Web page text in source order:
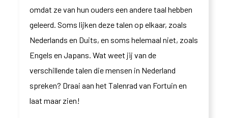
omdat ze van hun ouders een andere taal hebben
geleerd. Soms lijken deze talen op elkaar, zoals
Nederlands en Duits, en soms helemaal niet, zoals
Engels en Japans. Wat weet jij van de
verschillende talen die mensen in Nederland
spreken? Draai aan het Talenrad van Fortuin en
laat maar zien!